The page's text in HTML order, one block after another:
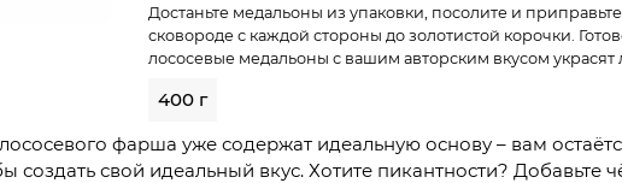
Достаньте медальоны из упаковки, посолите и
сковороде с каждой стороны до золотистой корочки.
лососевые медальоны с вашим авторским вкусом украсят
400 г
фарша уже содержат идеальную основу – вам
свой идеальный вкус. Хотите пикантности? Добавьте